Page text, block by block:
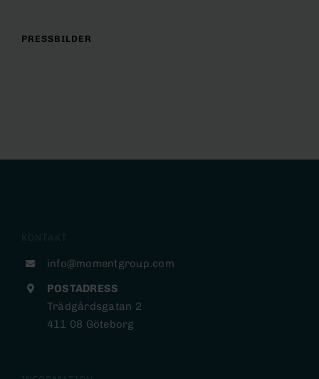
PRESSBILDER
info@momentgroup.com
POSTADRESS
Trädgårdsgatan 2
411 08 Göteborg